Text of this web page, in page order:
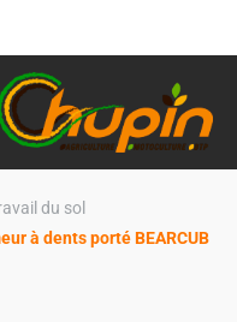
du sol
à dents porté BEARCUB